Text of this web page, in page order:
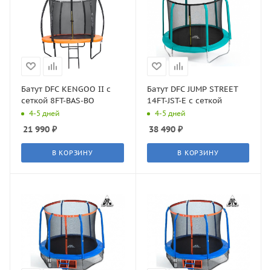
Батут DFC KENGOO II с
сеткой 8FT-BAS-BO
4-5 дней
21 990 ₽
В КОРЗИНУ
Батут DFC JUMP STREET
14FT-JST-E c сеткой
4-5 дней
38 490₽
В КОРЗИНУ